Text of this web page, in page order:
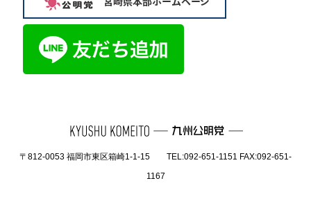
〒812-0053 福岡市東区箱崎1-1-15 TEL:092-651-1151 FAX:092-651-
1167